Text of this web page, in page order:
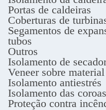
Portas de caldeiras
Coberturas de
Segamentos de
tubos
Outros
Isolamento de
Veneer sobre
Isolamento antiestrés
Isolamento das
Proteção contra